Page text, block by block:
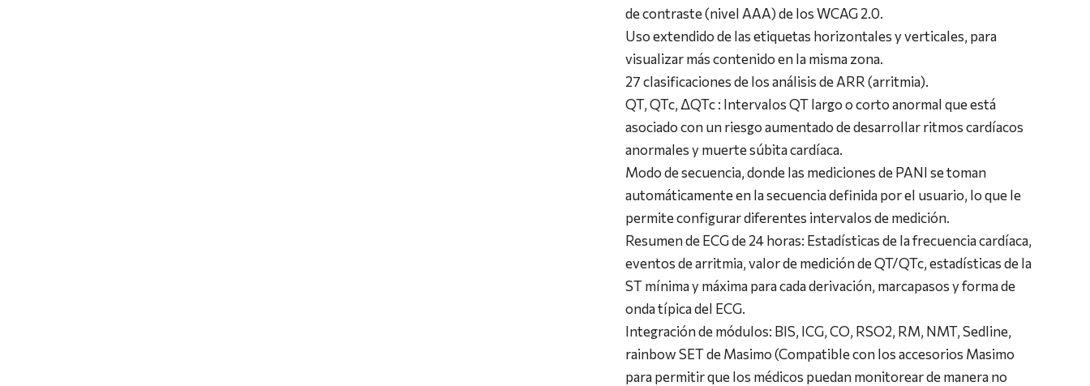
de contraste (nivel AAA) de los WCAG 2.0.
Uso extendido de las etiquetas horizontales y verticales, para
visualizar más contenido en la misma zona.
27 clasificaciones de los análisis de ARR (arritmia).
QT, QTc, ΔQTc : Intervalos QT largo o corto anormal que está
asociado con un riesgo aumentado de desarrollar ritmos cardíacos
anormales y muerte súbita cardíaca.
Modo de secuencia, donde las mediciones de PANI se toman
automáticamente en la secuencia definida por el usuario, lo que le
permite configurar diferentes intervalos de medición.
Resumen de ECG de 24 horas: Estadísticas de la frecuencia cardíaca,
eventos de arritmia, valor de medición de QT/QTc, estadísticas de la
ST mínima y máxima para cada derivación, marcapasos y forma de
onda típica del ECG.
Integración de módulos: BIS, ICG, CO, RSO2, RM, NMT, Sedline,
rainbow SET de Masimo (Compatible con los accesorios Masimo
para permitir que los médicos puedan monitorear de manera no